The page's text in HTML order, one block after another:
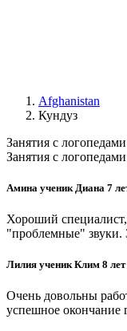
Afghanistan
Кундуз
Занятия с
Занятия с
Амина ученик Диана 7
Хороший
"проблемные" звуки.
Лилия ученик Клим 8
Очень довольны
успешное окончание